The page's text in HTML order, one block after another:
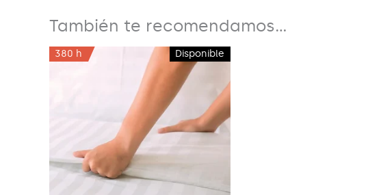
También te recomendamos…
380 h Disponible